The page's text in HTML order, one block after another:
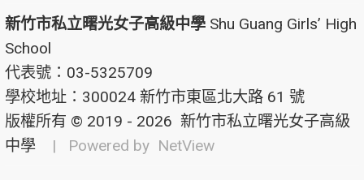
新竹市私立曙光女子高級中學 Shu Guang Girls’ High
School
代表號：03-5325709
學校地址：300024 新竹市東區北大路 61 號
版權所有 © 2019 - 2026 新竹市私立曙光女子高級
中學
| Powered by NetView